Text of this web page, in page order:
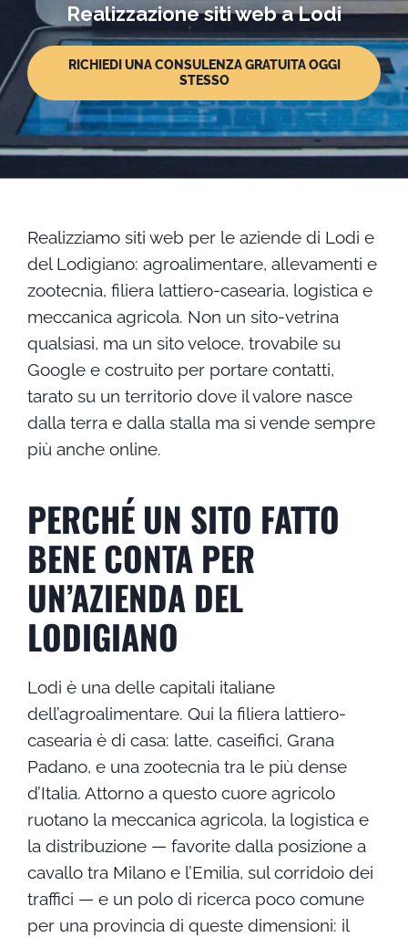
Realizzazione siti web a Lodi
RICHIEDI UNA CONSULENZA GRATUITA OGGI
STESSO
Realizziamo siti web per le aziende di Lodi e
del Lodigiano: agroalimentare, allevamenti e
zootecnia, filiera lattiero-casearia, logistica e
meccanica agricola. Non un sito-vetrina
qualsiasi, ma un sito veloce, trovabile su
Google e costruito per portare contatti,
tarato su un territorio dove il valore nasce
dalla terra e dalla stalla ma si vende sempre
più anche online.
PERCHÉ UN SITO FATTO
BENE CONTA PER
UN’AZIENDA DEL
LODIGIANO
Lodi è una delle capitali italiane
dell’agroalimentare. Qui la filiera lattiero-
casearia è di casa: latte, caseifici, Grana
Padano, e una zootecnia tra le più dense
d’Italia. Attorno a questo cuore agricolo
ruotano la meccanica agricola, la logistica e
la distribuzione — favorite dalla posizione a
cavallo tra Milano e l’Emilia, sul corridoio dei
traffici — e un polo di ricerca poco comune
per una provincia di queste dimensioni: il